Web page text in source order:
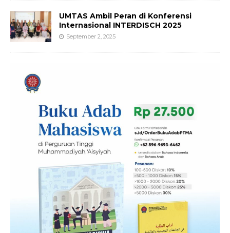
UMTAS Ambil Peran di Konferensi
Internasional INTERDISCH 2025
September 2, 2025